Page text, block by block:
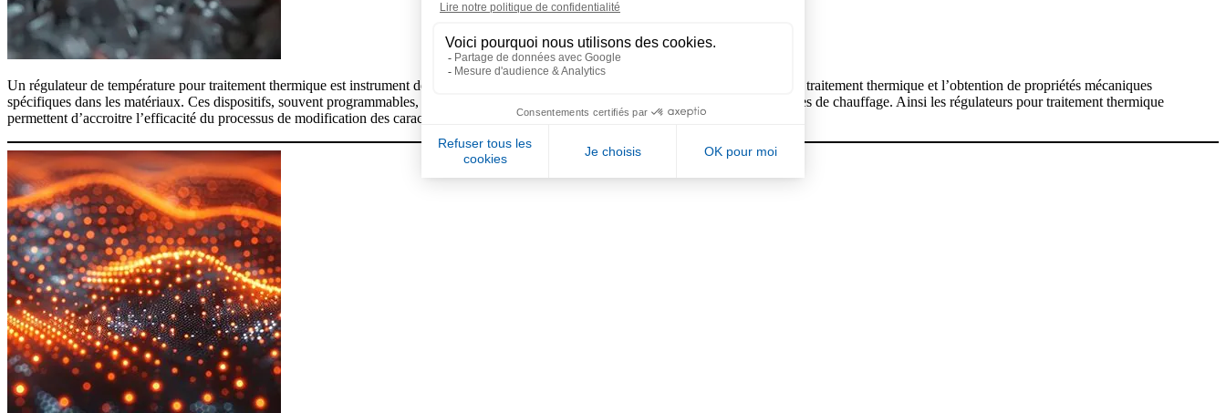
Un régulateur de température pour traitement thermique est instrument de régulation de température, qui améliore la durée du processus de traitement thermique et l’obtention de propriétés mécaniques
spécifiques dans les matériaux. Ces dispositifs, souvent programmables, permettent un contrôle précis de la température dans plusieurs zones de chauffage. Ainsi les régulateurs pour traitement thermique
permettent d’accroitre l’efficacité du processus de modification des caractéristiques des matériaux.